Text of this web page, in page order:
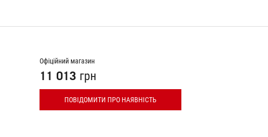
Офіційний магазин
11 013 грн
ПОВІДОМИТИ ПРО НАЯВНІСТЬ